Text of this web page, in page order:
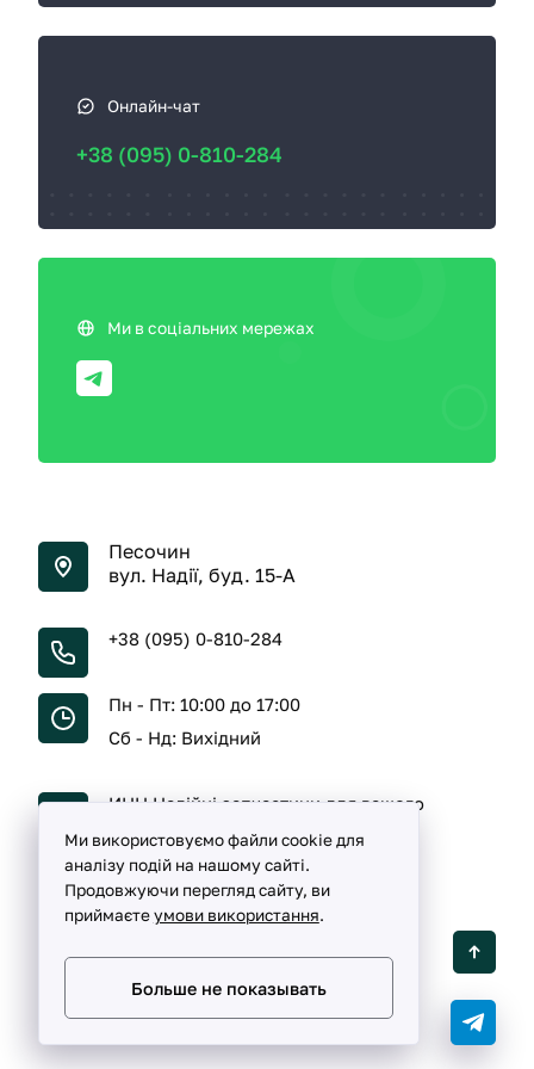
Онлайн-чат
+38 (095) 0-810-284
Ми в соціальних мережах
Песочин
вул. Надії, буд. 15-А
+38 (095) 0-810-284
Пн - Пт: 10:00 до 17:00
Сб - Нд: Вихідний
ИНН Надійні запчастини для вашого
Ми використовуємо файли cookie для
аналізу подій на нашому сайті.
Продовжуючи перегляд сайту, ви
приймаєтеумови використання.
Больше не показывать